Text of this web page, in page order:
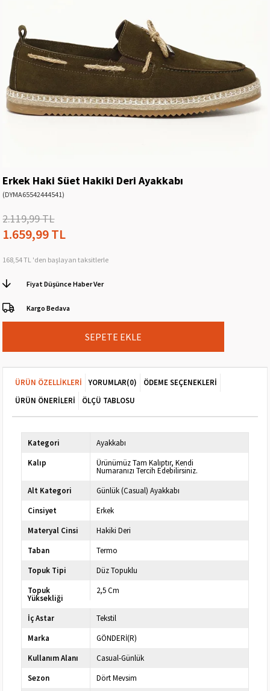
Erkek Haki Süet Hakiki Deri Ayakkabı
(DYMA65542444541)
2.119,99 TL
1.659,99 TL
168,54 TL 'den başlayan taksitlerle
Fiyat Düşünce Haber Ver
Kargo Bedava
ÜRÜN ÖZELLIKLERI YORUMLAR(0)
ÖDEME SEÇENEKLERI
ÜRÜN ÖNERILERI
ÖLÇÜ TABLOSU
Kategori
Ayakkabı
Kalıp
Ürünümüz Tam Kalıptır, Kendi
Numaranızı Tercih Edebilirsiniz.
Alt Kategori
Günlük (Casual) Ayakkabı
Cinsiyet
Erkek
Materyal Cinsi
Hakiki Deri
Taban
Termo
Topuk Tipi
Düz Topuklu
Topuk
Yüksekliği
2,5 Cm
İç Astar
Tekstil
Marka
GÖNDERİ(R)
Kullanım Alanı
Casual-Günlük
Sezon
Dört Mevsim